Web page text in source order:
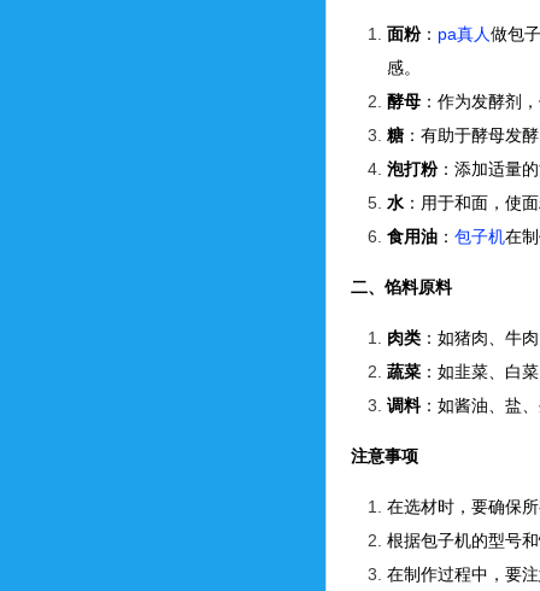
面粉： pa真人做包
感。
酵母 ：作为发酵剂
糖 ：有助于酵母发
泡打粉：添加适量
水 ：用于和面，使
食用油 ： 包子机在
二、馅料原料
肉类 ：如猪肉、牛
蔬菜 ：如韭菜、白
调料：如酱油、盐
注意事项
在选材时，要确保
根据包子机的型号
在制作过程中，要